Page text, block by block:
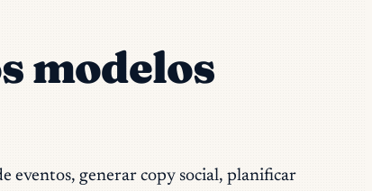
modelos
eventos, generar copy social, planificar